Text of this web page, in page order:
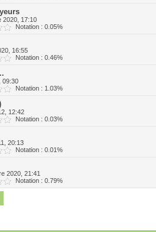
2020, 17:10
Notation : 0.05%
16:55
Notation : 0.46%
09:30
Notation : 1.03%
12:42
Notation : 0.03%
20:13
Notation : 0.01%
2020, 21:41
Notation : 0.79%